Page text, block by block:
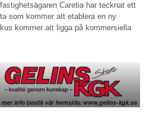
Caretia har tecknat ett
som kommer att etablera en ny
kommer att ligga på kommersiella